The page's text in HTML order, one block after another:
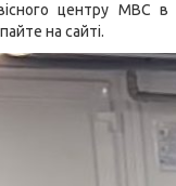
центру МВС
на сайті.